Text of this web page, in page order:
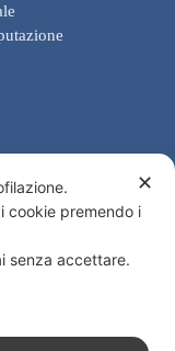
✕
cookie premendo i
senza accettare.